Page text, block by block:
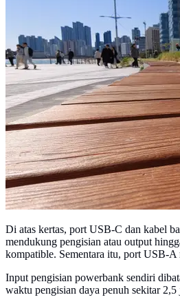
Di atas kertas, port USB-C dan kabel
mendukung pengisian atau output
kompatible. Sementara itu, port USB-A
Input pengisian powerbank sendiri
waktu pengisian daya penuh sekitar 2,5